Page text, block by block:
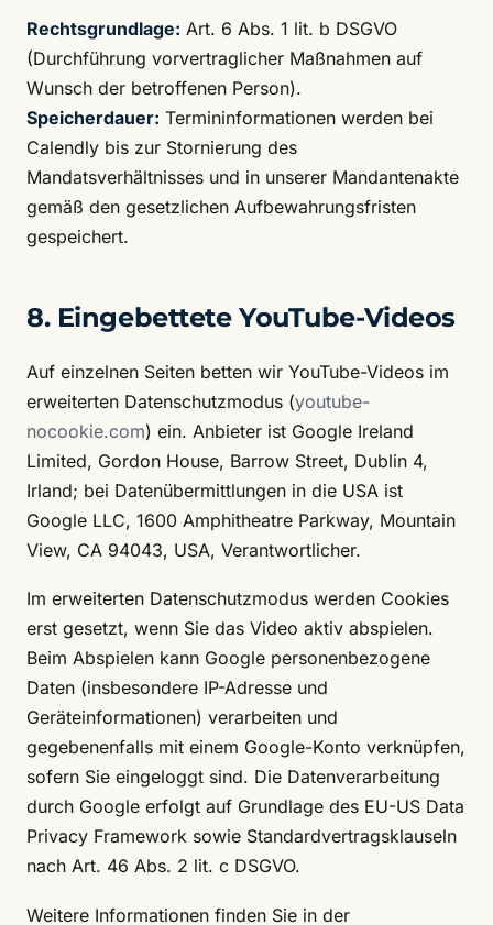
Rechtsgrundlage: Art. 6 Abs. 1 lit. b DSGVO
(Durchführung vorvertraglicher Maßnahmen auf
Wunsch der betroffenen Person).
Speicherdauer: Termininformationen werden bei
Calendly bis zur Stornierung des
Mandatsverhältnisses und in unserer Mandantenakte
gemäß den gesetzlichen Aufbewahrungsfristen
gespeichert.
8. Eingebettete YouTube-Videos
Auf einzelnen Seiten betten wir YouTube-Videos im
erweiterten Datenschutzmodus (youtube-
nocookie.com) ein. Anbieter ist Google Ireland
Limited, Gordon House, Barrow Street, Dublin 4,
Irland; bei Datenübermittlungen in die USA ist
Google LLC, 1600 Amphitheatre Parkway, Mountain
View, CA 94043, USA, Verantwortlicher.
Im erweiterten Datenschutzmodus werden Cookies
erst gesetzt, wenn Sie das Video aktiv abspielen.
Beim Abspielen kann Google personenbezogene
Daten (insbesondere IP-Adresse und
Geräteinformationen) verarbeiten und
gegebenenfalls mit einem Google-Konto verknüpfen,
sofern Sie eingeloggt sind. Die Datenverarbeitung
durch Google erfolgt auf Grundlage des EU-US Data
Privacy Framework sowie Standardvertragsklauseln
nach Art. 46 Abs. 2 lit. c DSGVO.
Weitere Informationen finden Sie in der